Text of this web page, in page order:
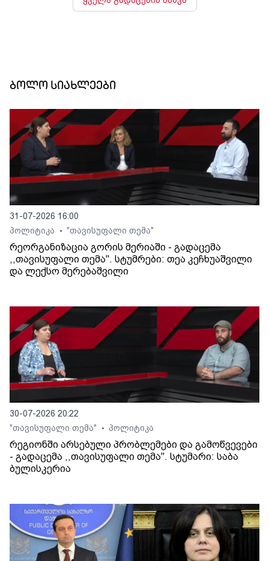
ბოლო სიახლეები
31-07-2026 16:00
პოლიტიკა
• "თავისუფალი თემა"
რეორგანიზაცია გორის მერიაში - გადაცემა
,,თავისუფალი თემა". სტუმრები: თეა კეჩხუაშვილი
და ლექსო მერებაშვილი
30-07-2026 20:22
"თავისუფალი თემა"
• პოლიტიკა
რეგიონში არსებული პრობლემები და გამოწვევები
- გადაცემა ,,თავისუფალი თემა". სტუმარი: საბა
ბულისკერია